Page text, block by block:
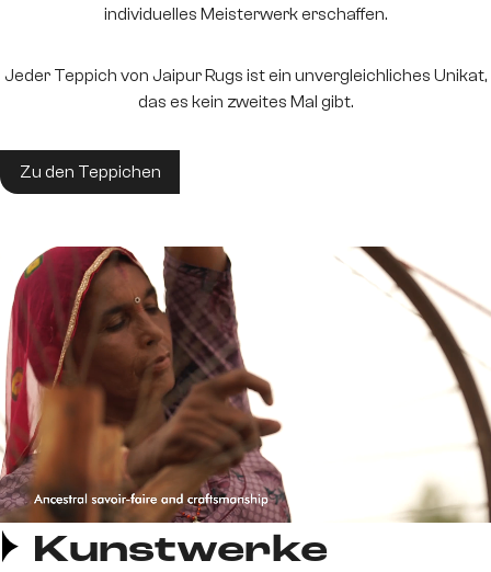
individuelles Meisterwerk erschaffen.
Jeder Teppich von Jaipur Rugs ist ein unvergleichliches Unikat,
das es kein zweites Mal gibt.
Zu den Teppichen
Kunstwerke